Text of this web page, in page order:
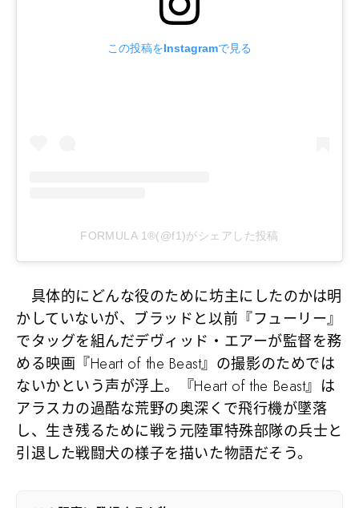
この投稿をInstagramで見る
FORMULA 1®(@f1)がシェアした投稿
具体的にどんな役のために坊主にしたのかは明
かしていないが、ブラッドと以前『フューリー』
でタッグを組んだデヴィッド・エアーが監督を務
める映画『Heart of the Beast』の撮影のためでは
ないかという声が浮上。『Heart of the Beast』は
アラスカの過酷な荒野の奥深くで飛行機が墜落
し、生き残るために戦う元陸軍特殊部隊の兵士と
引退した戦闘犬の様子を描いた物語だそう。